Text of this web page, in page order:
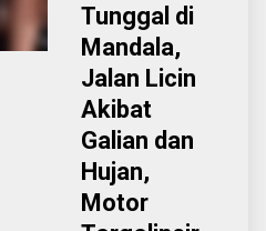
Tunggal di
Mandala,
Jalan Licin
Akibat
Galian dan
Hujan,
Motor